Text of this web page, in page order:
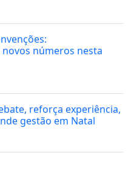
números nesta
reforça experiência,
gestão em Natal